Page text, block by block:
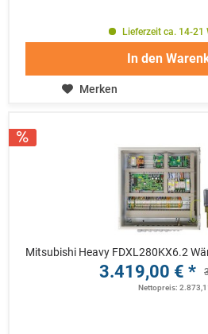
Lieferzeit ca. 14-21
In den
Merken
Mitsubishi Heavy FDXL280KX6.2
3.419,00 € *
Nettopreis: